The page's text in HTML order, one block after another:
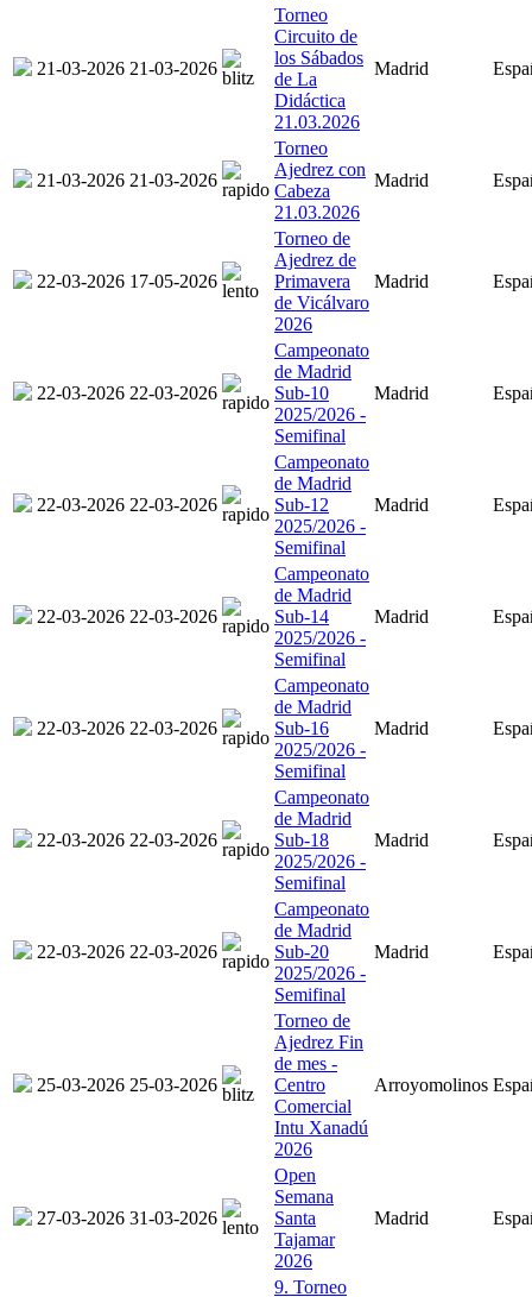
21-03-2026 21-03-2026
Torneo
Circuito de
los Sábados
de La
Didáctica
21.03.2026
Madrid
21-03-2026 21-03-2026
Torneo
Ajedrez con
Cabeza
21.03.2026
Madrid
22-03-2026 17-05-2026
Torneo de
Ajedrez de
Primavera
de Vicálvaro
2026
Madrid
22-03-2026 22-03-2026
Campeonato
de Madrid
Sub-10
2025/2026 -
Semifinal
Madrid
22-03-2026 22-03-2026
Campeonato
de Madrid
Sub-12
2025/2026 -
Semifinal
Madrid
22-03-2026 22-03-2026
Campeonato
de Madrid
Sub-14
2025/2026 -
Semifinal
Madrid
22-03-2026 22-03-2026
Campeonato
de Madrid
Sub-16
2025/2026 -
Semifinal
Madrid
22-03-2026 22-03-2026
Campeonato
de Madrid
Sub-18
2025/2026 -
Semifinal
Madrid
22-03-2026 22-03-2026
Campeonato
de Madrid
Sub-20
2025/2026 -
Semifinal
Madrid
25-03-2026 25-03-2026
Torneo de
Ajedrez Fin
de mes -
Centro
Comercial
Intu Xanadú
2026
Arroyomolinos
27-03-2026 31-03-2026
Open
Semana
Santa
Tajamar
2026
Madrid
9. Torneo